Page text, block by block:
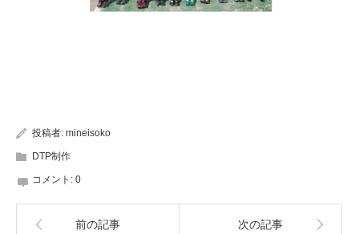
投稿者: mineisoko
DTP制作
コメント: 0
前の記事 次の記事